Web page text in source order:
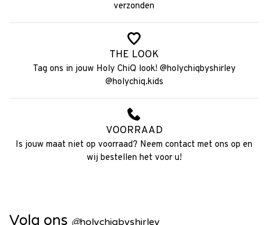
verzonden
THE LOOK
Tag ons in jouw Holy ChiQ look! @holychiqbyshirley
@holychiq.kids
VOORRAAD
Is jouw maat niet op voorraad? Neem contact met ons op en
wij bestellen het voor u!
Volg ons @holychiqbyshirley